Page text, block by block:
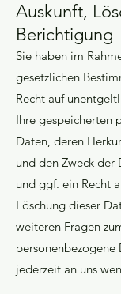
Auskunft,
Berichtigung
Sie haben im
gesetzlichen
Recht auf
Ihre gespeicherten
Daten, deren
und den Zweck der
und ggf. ein Recht
Löschung dieser
weiteren Fragen
personenbezogene
jederzeit an uns